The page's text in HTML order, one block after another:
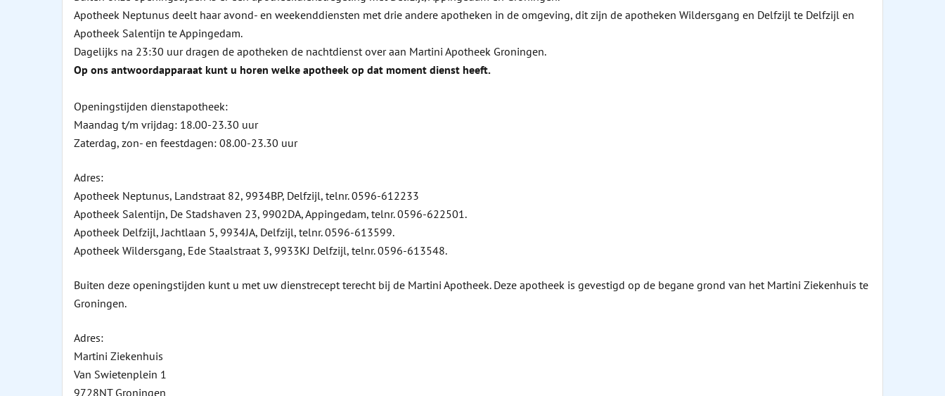
Apotheek Neptunus deelt haar avond- en weekenddiensten met drie andere apotheken in de omgeving, dit zijn de apotheken Wildersgang en Delfzijl te Delfzijl en
Apotheek Salentijn te Appingedam.
Dagelijks na 23:30 uur dragen de apotheken de nachtdienst over aan Martini Apotheek Groningen.
Op ons antwoordapparaat kunt u horen welke apotheek op dat moment dienst heeft.
Openingstijden dienstapotheek:
Maandag t/m vrijdag: 18.00-23.30 uur
Zaterdag, zon- en feestdagen: 08.00-23.30 uur
Adres:
Apotheek Neptunus, Landstraat 82, 9934BP, Delfzijl, telnr. 0596-612233
Apotheek Salentijn, De Stadshaven 23, 9902DA, Appingedam, telnr. 0596-622501.
Apotheek Delfzijl, Jachtlaan 5, 9934JA, Delfzijl, telnr. 0596-613599.
Apotheek Wildersgang, Ede Staalstraat 3, 9933KJ Delfzijl, telnr. 0596-613548.
Buiten deze openingstijden kunt u met uw dienstrecept terecht bij de Martini Apotheek. Deze apotheek is gevestigd op de begane grond van het Martini Ziekenhuis te
Groningen.
Adres:
Martini Ziekenhuis
Van Swietenplein 1
9728NT Groningen